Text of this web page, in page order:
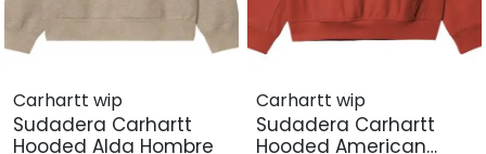
Carhartt wip
Sudadera Carhartt
Hooded Alda Hombre
Carhartt wip
Sudadera Carhartt
Hooded American